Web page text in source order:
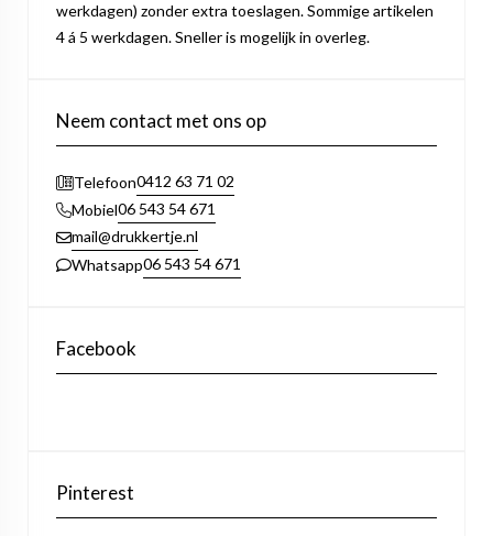
werkdagen) zonder extra toeslagen. Sommige artikelen
4 á 5 werkdagen. Sneller is mogelijk in overleg.
Neem contact met ons op
Telefoon0412 63 71 02
Mobiel06 543 54 671
mail@drukkertje.nl
Whatsapp06 543 54 671
Facebook
Pinterest